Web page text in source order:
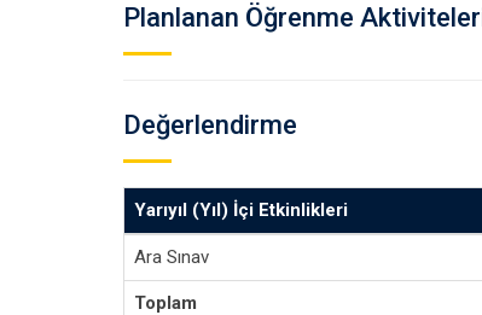
Planlanan Öğrenme
Değerlendirme
Yarıyıl (Yıl) İçi Etkinlikleri
Ara Sınav
Toplam